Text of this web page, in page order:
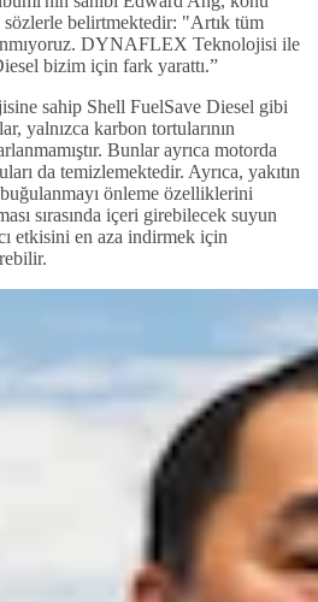
belirtmektedir: "Artık tüm
DYNAFLEX Teknolojisi ile
bizim için fark yarattı.”
sahip Shell FuelSave Diesel gibi
yalnızca karbon tortularının
Bunlar ayrıca motorda
da temizlemektedir. Ayrıca, yakıtın
önleme özelliklerini
sırasında içeri girebilecek suyun
etkisini en aza indirmek için